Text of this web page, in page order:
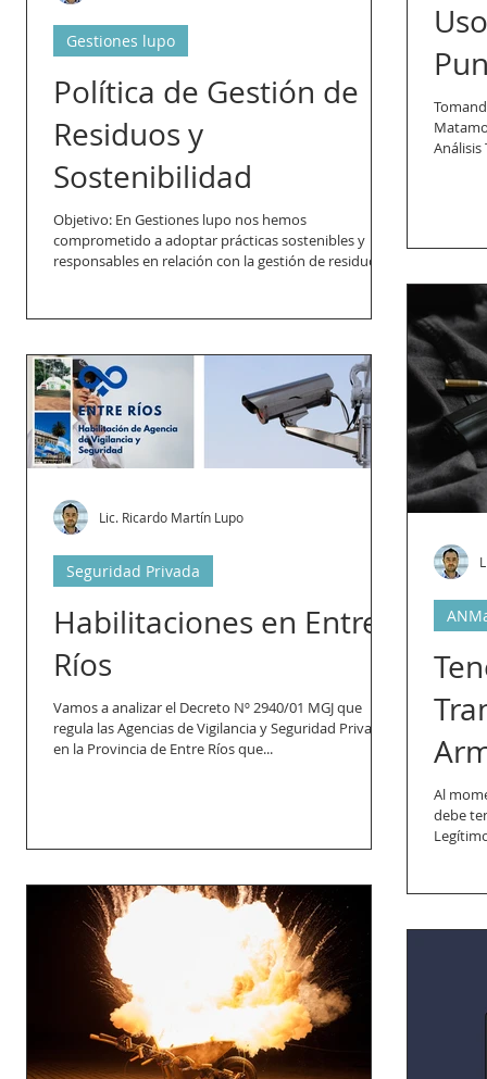
Política de Gestión de
Residuos y
Sostenibilidad
Objetivo: En Gestiones lupo nos hemos
comprometido a adoptar prácticas sostenibles y
responsables en relación con la gestión de residuos...
Gestiones lupo
Análisis
Habilitaciones en Entre
Ríos
Vamos a analizar el Decreto Nº 2940/01 MGJ que
regula las Agencias de Vigilancia y Seguridad Privada
en la Provincia de Entre Ríos que...
Seguridad Privada
Lic. Ricardo Martín Lupo
Al
debe